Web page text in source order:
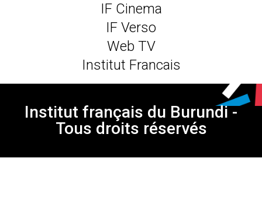
IF Cinema
IF Verso
Web TV
Institut Francais
Institut français du Burundi -
Tous droits réservés